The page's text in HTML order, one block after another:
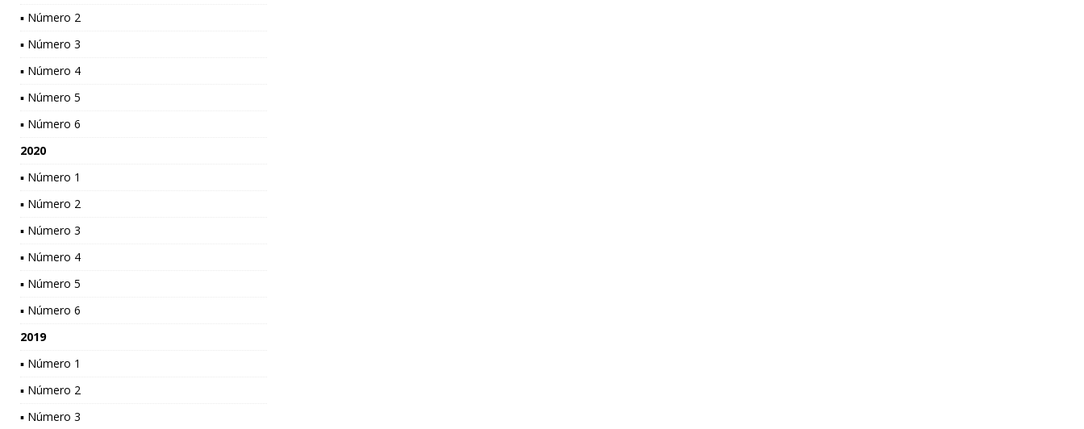
▪ Número 2
▪ Número 3
▪ Número 4
▪ Número 5
▪ Número 6
2020
▪ Número 1
▪ Número 2
▪ Número 3
▪ Número 4
▪ Número 5
▪ Número 6
2019
▪ Número 1
▪ Número 2
▪ Número 3